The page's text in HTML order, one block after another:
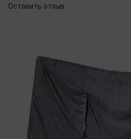
Оставить отзыв